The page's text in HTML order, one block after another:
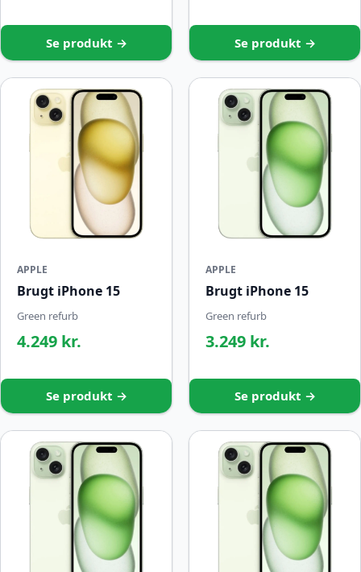
Se produkt → Se produkt →
APPLE
Brugt iPhone 15
Green refurb
4.249 kr.
Se produkt →
APPLE
Brugt iPhone 15
Green refurb
3.249 kr.
Se produkt →